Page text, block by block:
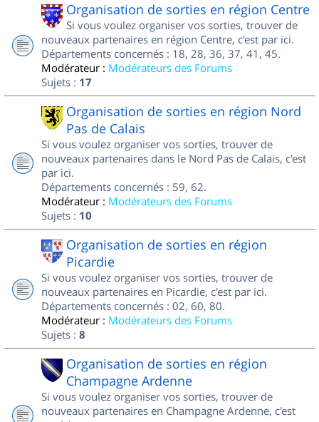
Organisation de sorties en région Centre
Si vous voulez organiser vos sorties, trouver de
nouveaux partenaires en région Centre, c'est par ici.
Départements concernés : 18, 28, 36, 37, 41, 45.
Modérateur : Modérateurs des Forums
Sujets : 17
Organisation de sorties en région Nord
Pas de Calais
Si vous voulez organiser vos sorties, trouver de
nouveaux partenaires dans le Nord Pas de Calais, c'est
par ici.
Départements concernés : 59, 62.
Modérateur : Modérateurs des Forums
Sujets : 10
Organisation de sorties en région
Picardie
Si vous voulez organiser vos sorties, trouver de
nouveaux partenaires en Picardie, c'est par ici.
Départements concernés : 02, 60, 80.
Modérateur : Modérateurs des Forums
Sujets : 8
Organisation de sorties en région
Champagne Ardenne
Si vous voulez organiser vos sorties, trouver de
nouveaux partenaires en Champagne Ardenne, c'est